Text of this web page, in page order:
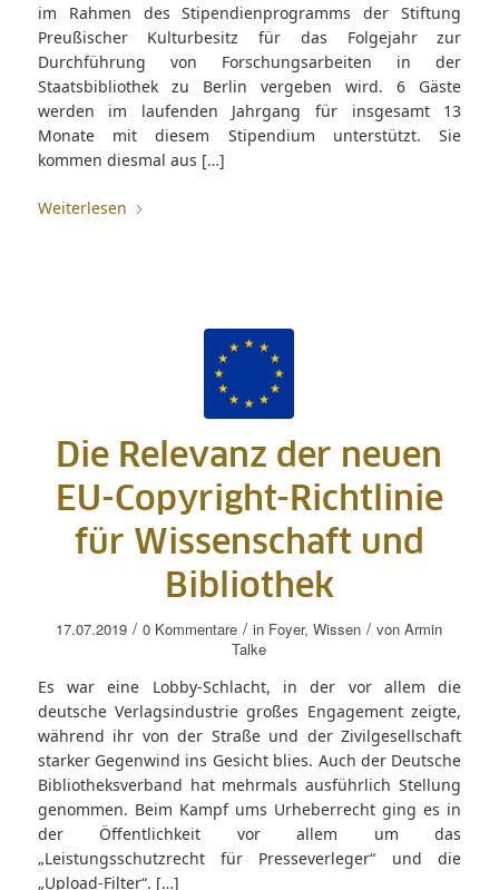
im Rahmen des Stipendienprogramms der Stiftung
Preußischer Kulturbesitz für das Folgejahr zur
Durchführung von Forschungsarbeiten in der
Staatsbibliothek zu Berlin vergeben wird. 6 Gäste
werden im laufenden Jahrgang für insgesamt 13
Monate mit diesem Stipendium unterstützt. Sie
kommen diesmal aus […]
Weiterlesen
Die Relevanz der neuen
EU-Copyright-Richtlinie
für Wissenschaft und
Bibliothek
17.07.2019 / 0 Kommentare / in Foyer,Wissen / vonArmin
Talke
Es war eine Lobby-Schlacht, in der vor allem die
deutsche Verlagsindustrie großes Engagement zeigte,
während ihr von der Straße und der Zivilgesellschaft
starker Gegenwind ins Gesicht blies. Auch der Deutsche
Bibliotheksverband hat mehrmals ausführlich Stellung
genommen. Beim Kampf ums Urheberrecht ging es in
der Öffentlichkeit vor allem um das
„Leistungsschutzrecht für Presseverleger“ und die
„Upload-Filter“. […]